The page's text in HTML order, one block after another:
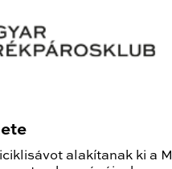
alakítanak ki a